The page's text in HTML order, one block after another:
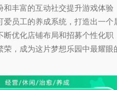
和丰富的互动社交提升游戏体验
员工的养成系统，打造出一个
优化店铺布局和招募个性化职
荣，成为这片梦想乐园中最耀眼